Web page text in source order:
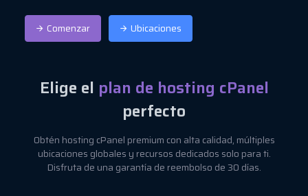
Comenzar Ubicaciones
Elige el plan de hosting cPanel
perfecto
Obtén hosting cPanel premium con alta calidad, múltiples
ubicaciones globales y recursos dedicados solo para ti.
Disfruta de una garantía de reembolso de 30 días.